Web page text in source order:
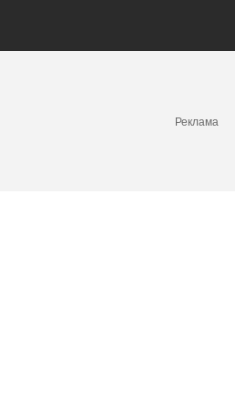
Реклама